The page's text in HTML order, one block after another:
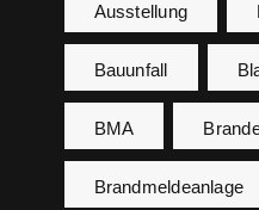
Ausstellung
Bauunfall
BMA
Brandmeldeanlage